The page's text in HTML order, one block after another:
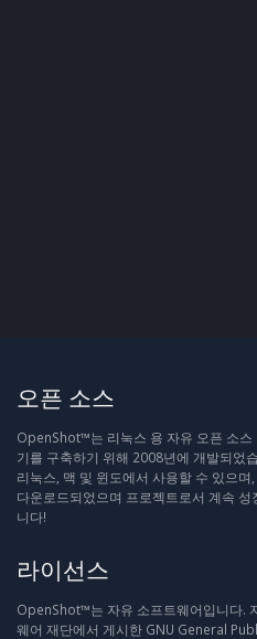
오픈 소스
OpenShot™는 리눅스 용 자유 오픈 소스
기를 구축하기 위해 2008년에 개발되었
리눅스, 맥 및 윈도에서 사용할 수 있으며
다운로드되었으며 프로젝트로서 계속 성
니다!
라이선스
OpenShot™는 자유 소프트웨어입니다.
웨어 재단에서 게시한 GNU General